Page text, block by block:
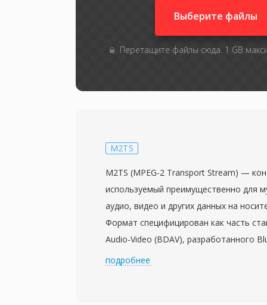
Выберите файлы
Перетащите файлы сюда. 1 GB
M2TS
M2TS (MPEG-2 Transport Stream) —
используемый преимущественно для
аудио, видео и других данных на
Формат специфицирован как часть
Audio-Video (BDAV), разработанного
коммерческие Blu-ray-продукты
подробнее